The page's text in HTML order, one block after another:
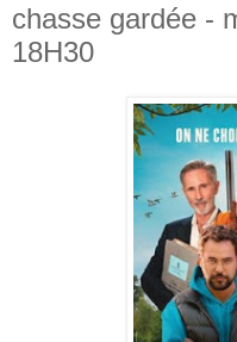
chasse gardée -
18H30